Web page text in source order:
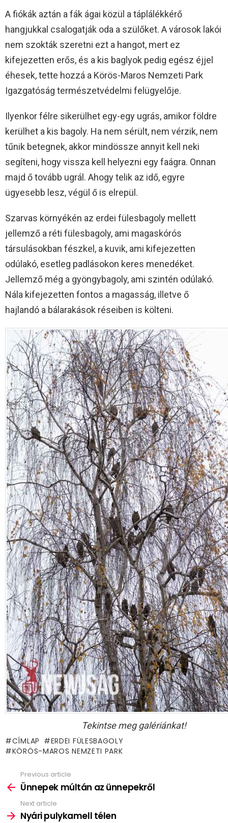
A fiókák aztán a fák ágai közül a táplálékkérő
hangjukkal csalogatják oda a szülőket. A városok lakói
nem szokták szeretni ezt a hangot, mert ez
kifejezetten erős, és a kis baglyok pedig egész éjjel
éhesek, tette hozzá a Körös-Maros Nemzeti Park
Igazgatóság természetvédelmi felügyelője.
Ilyenkor félre sikerülhet egy-egy ugrás, amikor földre
kerülhet a kis bagoly. Ha nem sérült, nem vérzik, nem
tűnik betegnek, akkor mindössze annyit kell neki
segíteni, hogy vissza kell helyezni egy faágra. Onnan
majd ő tovább ugrál. Ahogy telik az idő, egyre
ügyesebb lesz, végül ő is elrepül.
Szarvas környékén az erdei fülesbagoly mellett
jellemző a réti fülesbagoly, ami magaskórós
társulásokban fészkel, a kuvik, ami kifejezetten
odúlakó, esetleg padlásokon keres menedéket.
Jellemző még a gyöngybagoly, ami szintén odúlakó.
Nála kifejezetten fontos a magasság, illetve ő
hajlandó a bálarakások réseiben is költeni.
Tekintse meg galériánkat!
CÍMLAP
ERDEI FÜLESBAGOLY
KÖRÖS-MAROS NEMZETI PARK
more
Previous article
Ünnepek múltán az ünnepekről
Next article
Nyári pulykamell télen